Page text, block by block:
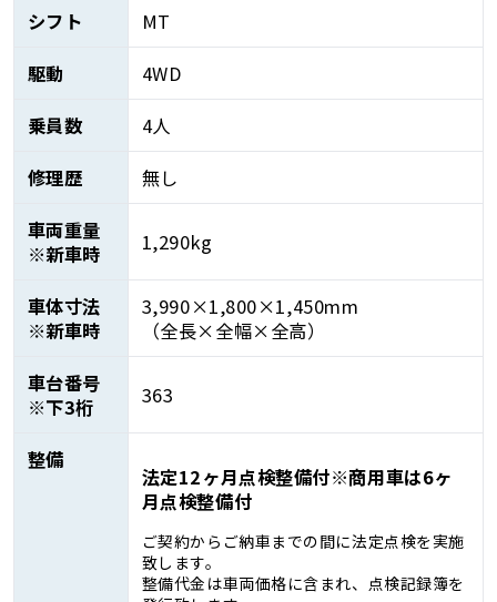
シフト
MT
駆動
4WD
乗員数
4人
修理歴
無し
車両重量
※新車時
1,290kg
車体寸法
※新車時
3,990×1,800×1,450mm
（全長×全幅×全高）
車台番号
※下3桁
363
整備
法定12ヶ月点検整備付※商用車は6ヶ
月点検整備付
ご契約からご納車までの間に法定点検を実施
致します。
整備代金は車両価格に含まれ、点検記録簿を